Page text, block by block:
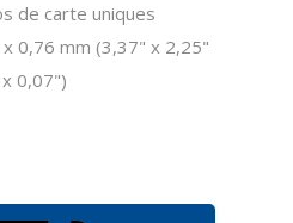
de carte uniques
0,76 mm (3,37" x 2,25"
x 0,07")